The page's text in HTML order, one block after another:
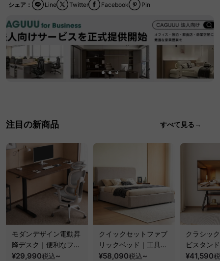
シェア： Facebook
Twitter Pin
Line
注目の新商品 すべて見る→
モダンデザイン電動昇
降デスク｜便利なフッ
ク・コンセント・
¥29,990税込~
クイックセットファブ
リックベッド｜工具不
要で組み立てられるク
¥58,090税込~
クラシッ
ビスタン
100kgの
¥41,590